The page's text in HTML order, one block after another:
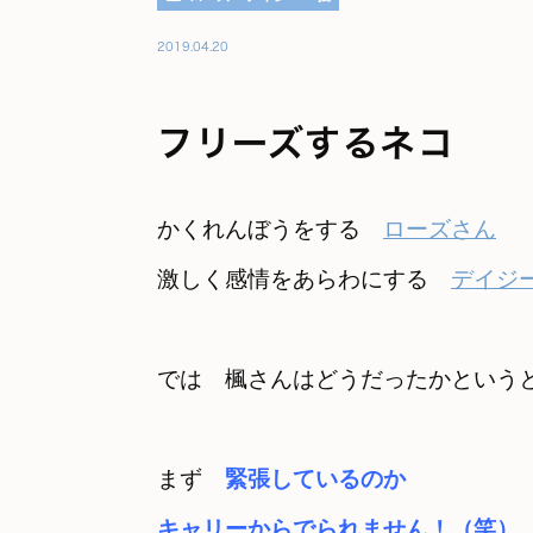
2019.04.20
フリーズするネコ
かくれんぼうをする
ローズさん
激しく感情をあらわにする デイジ
では　楓さんはどうだったかという
まず 緊張しているのか